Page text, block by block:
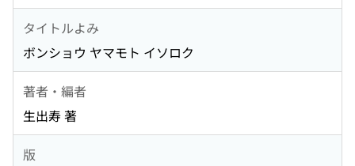
タイトルよみ
ボンショウ ヤマモト イソロク
著者・編者
生出寿 著
版